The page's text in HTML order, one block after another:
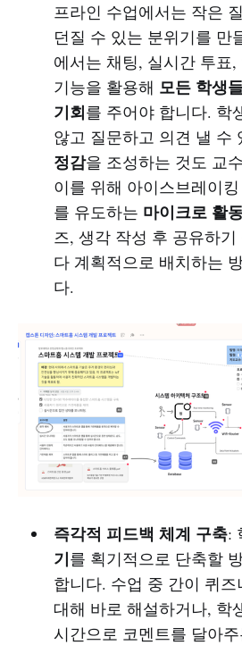
프라인 수업에서는 작은
던질 수 있는 분위기를 만
에서는 채팅, 실시간 투표
기능을 활용해 모든 학생
기회를 주어야 합니다. 학
않고 질문하고 의견 낼 수
정감을 조성하는 것도 교
이를 위해 아이스브레이
를 유도하는 마이크로 활
즈, 생각 작성 후 공유하
다 계획적으로 배치하는
다.
즉각적 피드백 체계 구축:
기를 획기적으로 단축할
합니다. 수업 중 간이 퀴즈
대해 바로 해설하거나, 학
시간으로 코멘트를 달아